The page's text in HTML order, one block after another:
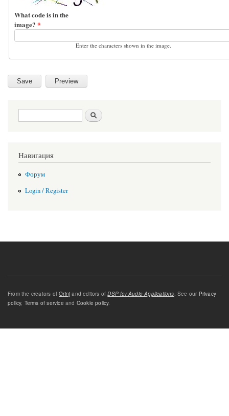
What code is in the
image? *
Enter the characters shown in the image.
Search form
Навигация
Форум
Login / Register
From the creators ofOrinj and editors ofDSP for Audio Applications. See our Privacy
policy, Terms of service and Cookie policy.